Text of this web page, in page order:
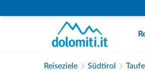
Reiseziele Südtirol